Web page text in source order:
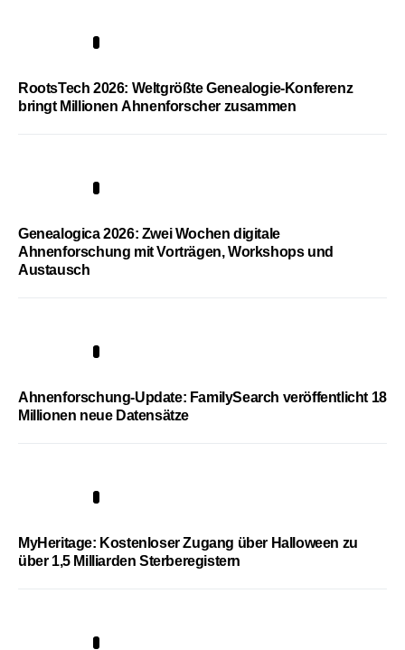
RootsTech 2026: Weltgrößte Genealogie-Konferenz
bringt Millionen Ahnenforscher zusammen
Genealogica 2026: Zwei Wochen digitale
Ahnenforschung mit Vorträgen, Workshops und
Austausch
Ahnenforschung-Update: FamilySearch veröffentlicht 18
Millionen neue Datensätze
MyHeritage: Kostenloser Zugang über Halloween zu
über 1,5 Milliarden Sterberegistern